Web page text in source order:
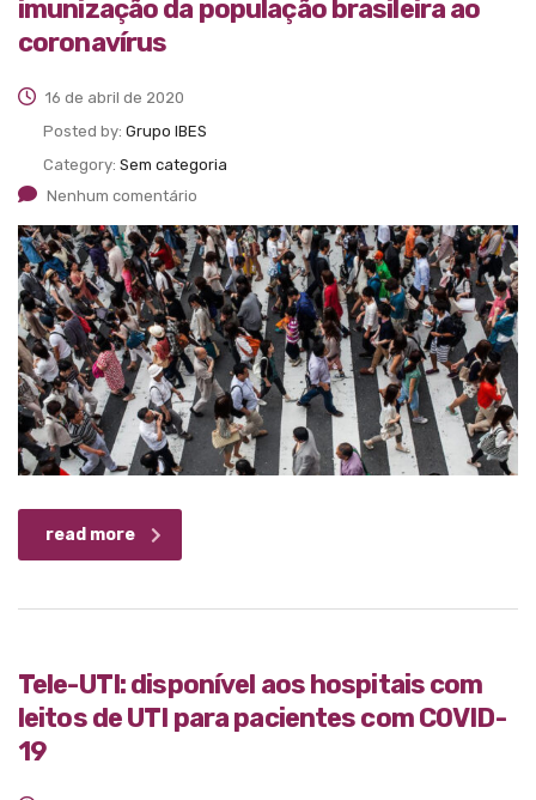
imunização da população brasileira ao
coronavírus
16 de abril de 2020
Posted by: Grupo IBES
Category: Sem categoria
Nenhum comentário
read more
Tele-UTI: disponível aos hospitais com
leitos de UTI para pacientes com COVID-
19